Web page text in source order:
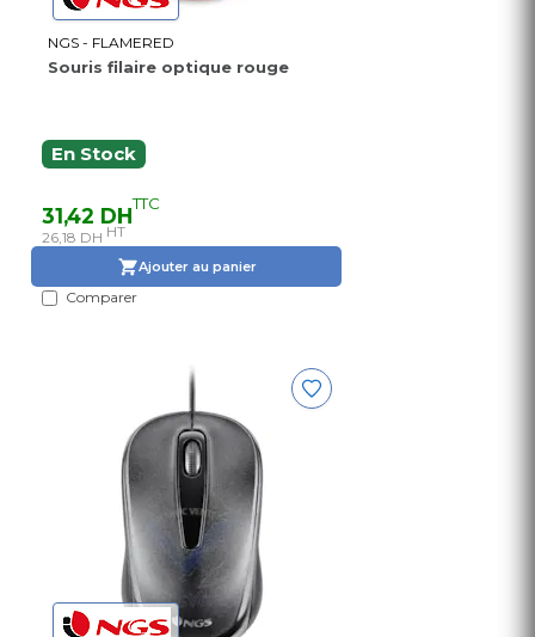
NGS - FLAMERED
Souris filaire optique rouge
En Stock
31,42 DHTTC
26,18 DH HT
Ajouter au panier
Comparer